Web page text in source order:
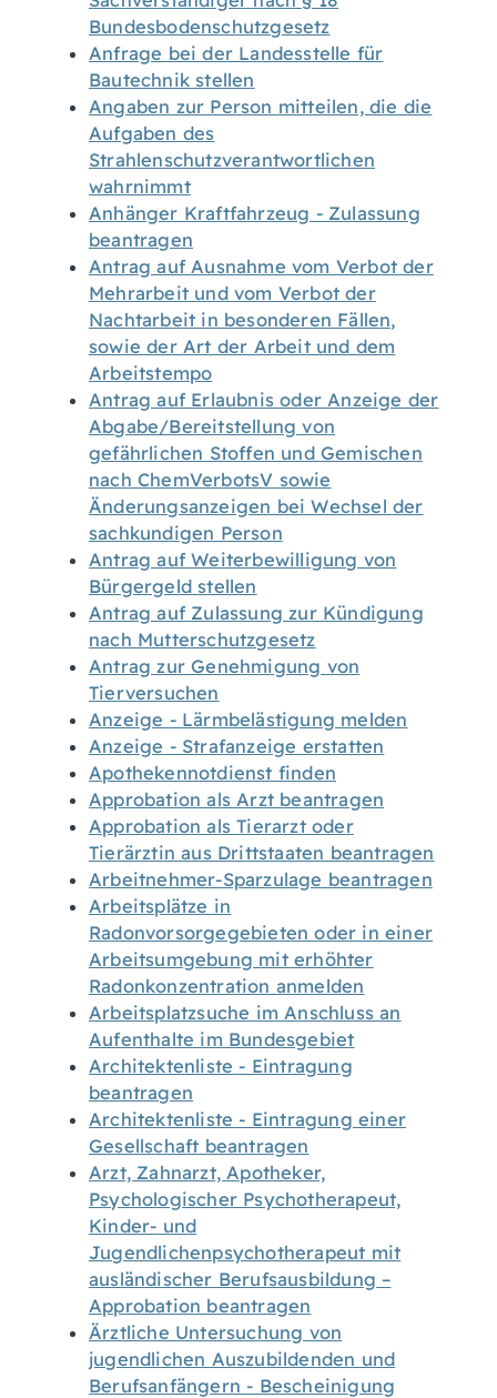
Bundesbodenschutzgesetz
Anfrage bei der Landesstelle für
Bautechnik stellen
Angaben zur Person mitteilen, die die
Aufgaben des
Strahlenschutzverantwortlichen
wahrnimmt
Anhänger Kraftfahrzeug - Zulassung
beantragen
Antrag auf Ausnahme vom Verbot der
Mehrarbeit und vom Verbot der
Nachtarbeit in besonderen Fällen,
sowie der Art der Arbeit und dem
Arbeitstempo
Antrag auf Erlaubnis oder Anzeige der
Abgabe/Bereitstellung von
gefährlichen Stoffen und Gemischen
nach ChemVerbotsV sowie
Änderungsanzeigen bei Wechsel der
sachkundigen Person
Antrag auf Weiterbewilligung von
Bürgergeld stellen
Antrag auf Zulassung zur Kündigung
nach Mutterschutzgesetz
Antrag zur Genehmigung von
Tierversuchen
Anzeige - Lärmbelästigung melden
Anzeige - Strafanzeige erstatten
Apothekennotdienst finden
Approbation als Arzt beantragen
Approbation als Tierarzt oder
Tierärztin aus Drittstaaten beantragen
Arbeitnehmer-Sparzulage beantragen
Arbeitsplätze in
Radonvorsorgegebieten oder in einer
Arbeitsumgebung mit erhöhter
Radonkonzentration anmelden
Arbeitsplatzsuche im Anschluss an
Aufenthalte im Bundesgebiet
Architektenliste - Eintragung
beantragen
Architektenliste - Eintragung einer
Gesellschaft beantragen
Arzt, Zahnarzt, Apotheker,
Psychologischer Psychotherapeut,
Kinder- und
Jugendlichenpsychotherapeut mit
ausländischer Berufsausbildung –
Approbation beantragen
Ärztliche Untersuchung von
jugendlichen Auszubildenden und
Berufsanfängern - Bescheinigung